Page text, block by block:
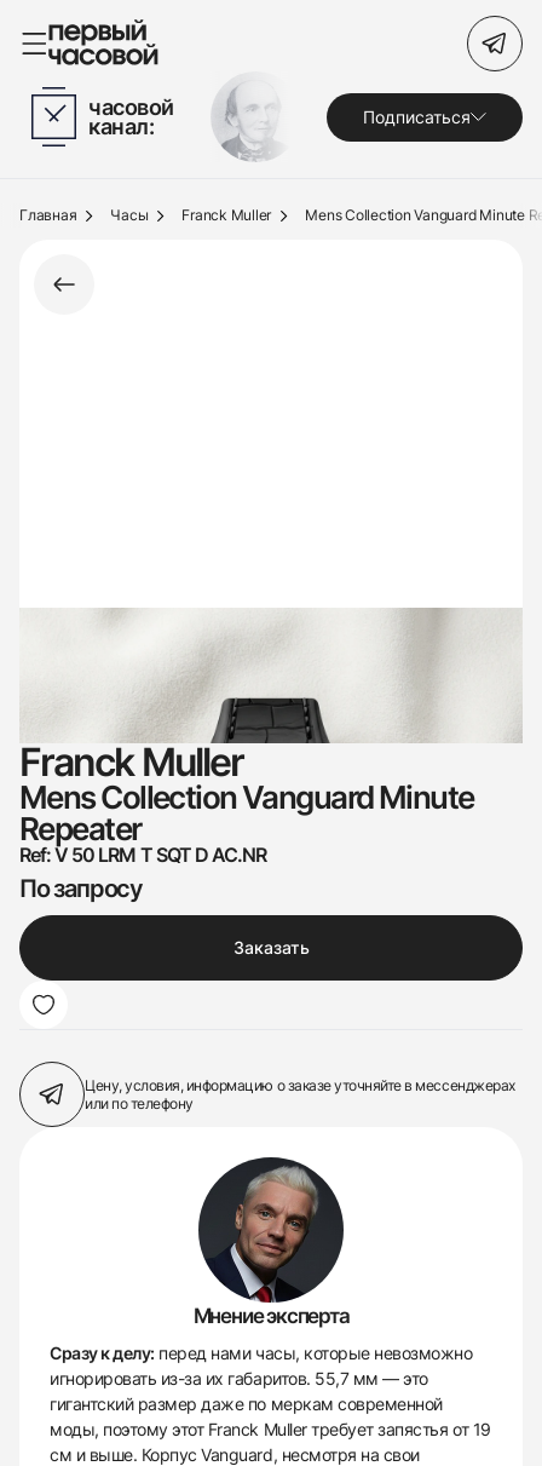
Часы
Украшения
Под заказ
Поиск по сайту
часовой
канал: Подписаться
Главная Часы Franck Muller Mens Collection Vanguard Minute
Franck Muller
Mens Collection Vanguard Minute
Repeater
Ref: V 50 LRM T SQT D AC.NR
По запросу
Заказать
Цену, условия, информацию о заказеуточняйте в мессенджерах
или по телефону
Мнение эксперта
Сразу к делу: перед нами часы, которые невозможно
игнорировать из-за их габаритов. 55,7 мм — это
гигантский размер даже по меркам современной
моды, поэтому этот Franck Muller требует запястья от 19
см и выше. Корпус Vanguard, несмотря на свои